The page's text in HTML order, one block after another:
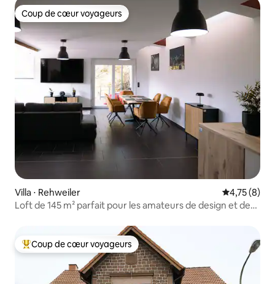
Coup de cœur voyageurs
Coup de cœur voyageurs
Villa ⋅ Rehweiler Évaluation
4,75 (8)
Loft de 145 m² parfait pour les amateurs de design et de
Coups de cœur voyageurs les plus appréciés
Coup de cœur voyageurs